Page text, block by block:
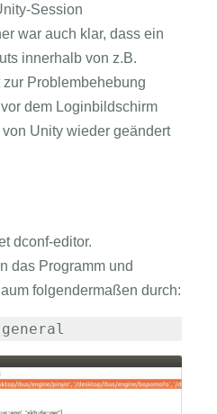
Session
war auch klar, dass ein
innerhalb von z.B.
zur Problembehebung
dem Loginbildschirm
Unity wieder geändert
dconf-editor.
das Programm und
folgendermaßen durch: